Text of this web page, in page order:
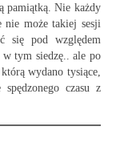
pamiątką. Nie każdy
nie może takiej sesji
się pod względem
tym siedzę.. ale po
wydano tysiące,
czasu z